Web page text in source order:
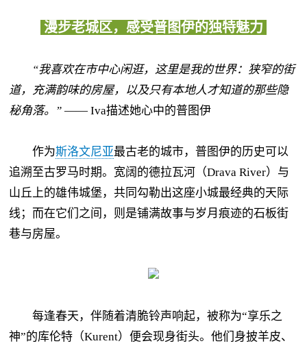
漫步老城区，感受普图伊的独特魅力
“我喜欢在市中心闲逛，这里是我的世界：狭窄的街
道，充满韵味的房屋，以及只有本地人才知道的那些隐
秘角落。” —— Iva描述她心中的普图伊
作为斯洛文尼亚最古老的城市，普图伊的历史可以
追溯至古罗马时期。宽阔的德拉瓦河（Drava River）与
山丘上的雄伟城堡，共同勾勒出这座小城最经典的天际
线；而在它们之间，则是铺满故事与岁月痕迹的石板街
巷与房屋。
每逢春天，伴随着清脆铃声响起，被称为“享乐之
神”的库伦特（Kurent）便会现身街头。他们身披羊皮、